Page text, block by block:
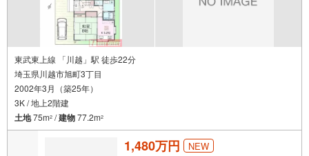
東武東上線 「川越」駅 徒歩22分
埼玉県川越市旭町3丁目
2002年3月（築25年）
3K / 地上2階建
土地75m2 /建物77.2m2
1,480万円 NEW